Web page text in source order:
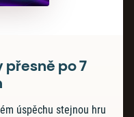
přesně po 7
úspěchu stejnou hru